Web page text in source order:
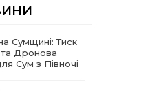
Сумщині: Тиск
Дронова
Сум з Півночі